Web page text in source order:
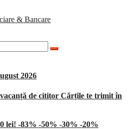
& Bancare
2026
de cititor Cărțile te trimit în
lei! -83% -50% -30% -20%